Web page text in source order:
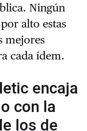
Ningún
alto estas
mejores
cada ídem.
encaja
con la
los de